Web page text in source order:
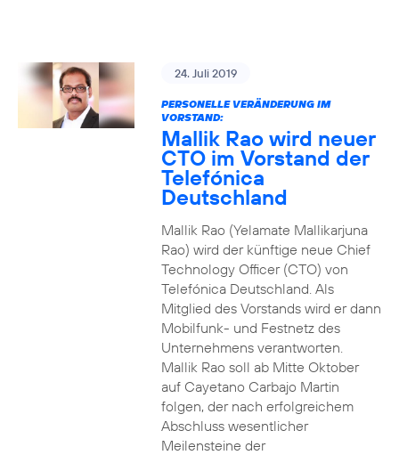
24. Juli 2019
PERSONELLE VERÄNDERUNG IM
VORSTAND:
Mallik Rao wird neuer
CTO im Vorstand der
Telefónica
Deutschland
Mallik Rao (Yelamate Mallikarjuna
Rao) wird der künftige neue Chief
Technology Officer (CTO) von
Telefónica Deutschland. Als
Mitglied des Vorstands wird er dann
Mobilfunk- und Festnetz des
Unternehmens verantworten.
Mallik Rao soll ab Mitte Oktober
auf Cayetano Carbajo Martin
folgen, der nach erfolgreichem
Abschluss wesentlicher
Meilensteine der